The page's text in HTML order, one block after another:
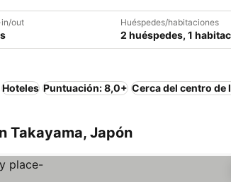
out Huéspedes/habitaciones
2 huéspedes, 1
Hoteles Puntuación: 8,0+ Cerca del centro de
Takayama, Japón